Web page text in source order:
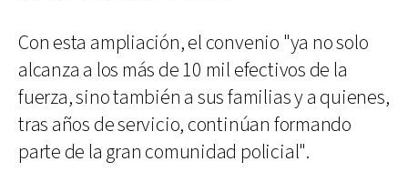
Con esta ampliación, el convenio "ya no solo
alcanza a los más de 10 mil efectivos de la
fuerza, sino también a sus familias y a quienes,
tras años de servicio, continúan formando
parte de la gran comunidad policial".